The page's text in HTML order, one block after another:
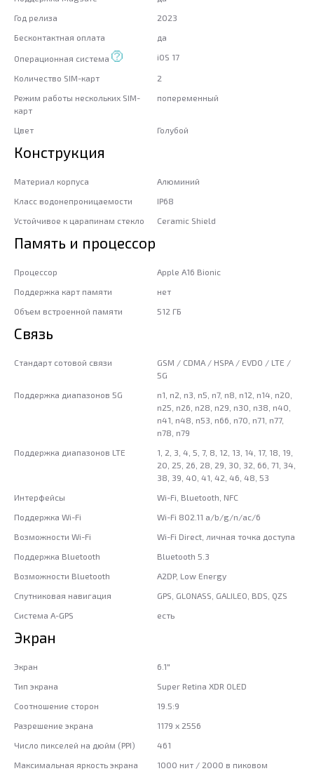
Год релиза
2023
Бесконтактная оплата
да
Операционная система iOS 17
Количество SIM-карт
2
Режим работы нескольких SIM-
карт
попеременный
Цвет Голубой
Конструкция
Материал корпуса
Алюминий
Класс водонепроницаемости
IP68
Устойчивое к царапинам стекло
Ceramic Shield
Память и процессор
Процессор
Apple A16 Bionic
Поддержка карт памяти
нет
Объем встроенной памяти
512 ГБ
Связь
Стандарт сотовой связи
GSM / CDMA / HSPA / EVDO / LTE /
5G
Поддержка диапазонов 5G
n1, n2, n3, n5, n7, n8, n12, n14, n20,
n25, n26, n28, n29, n30, n38, n40,
n41, n48, n53, n66, n70, n71, n77,
n78, n79
Поддержка диапазонов LTE
1, 2, 3, 4, 5, 7, 8, 12, 13, 14, 17, 18, 19,
20, 25, 26, 28, 29, 30, 32, 66, 71, 34,
38, 39, 40, 41, 42, 46, 48, 53
Интерфейсы
Wi-Fi, Bluetooth, NFC
Поддержка Wi-Fi
Wi-Fi 802.11 a/b/g/n/ac/6
Возможности Wi-Fi
Wi-Fi Direct, личная точка доступа
Поддержка Bluetooth
Bluetooth 5.3
Возможности Bluetooth
A2DP, Low Energy
Спутниковая навигация
GPS, GLONASS, GALILEO, BDS, QZS
Система A-GPS
есть
Экран
Экран
6.1"
Тип экрана
Super Retina XDR OLED
Соотношение сторон
19.5:9
Разрешение экрана
1179 x 2556
Число пикселей на дюйм (PPI)
461
Максимальная яркость экрана
1000 нит / 2000 в пиковом